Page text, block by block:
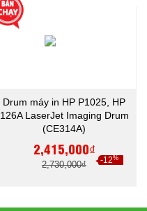
Drum máy in HP P1025, HP
126A LaserJet Imaging Drum
(CE314A)
2,415,000₫
2,730,000₫ -12%